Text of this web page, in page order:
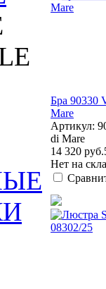
Бра 90330
Mare
Артикул:
di Mare
14 320 руб.
Нет на